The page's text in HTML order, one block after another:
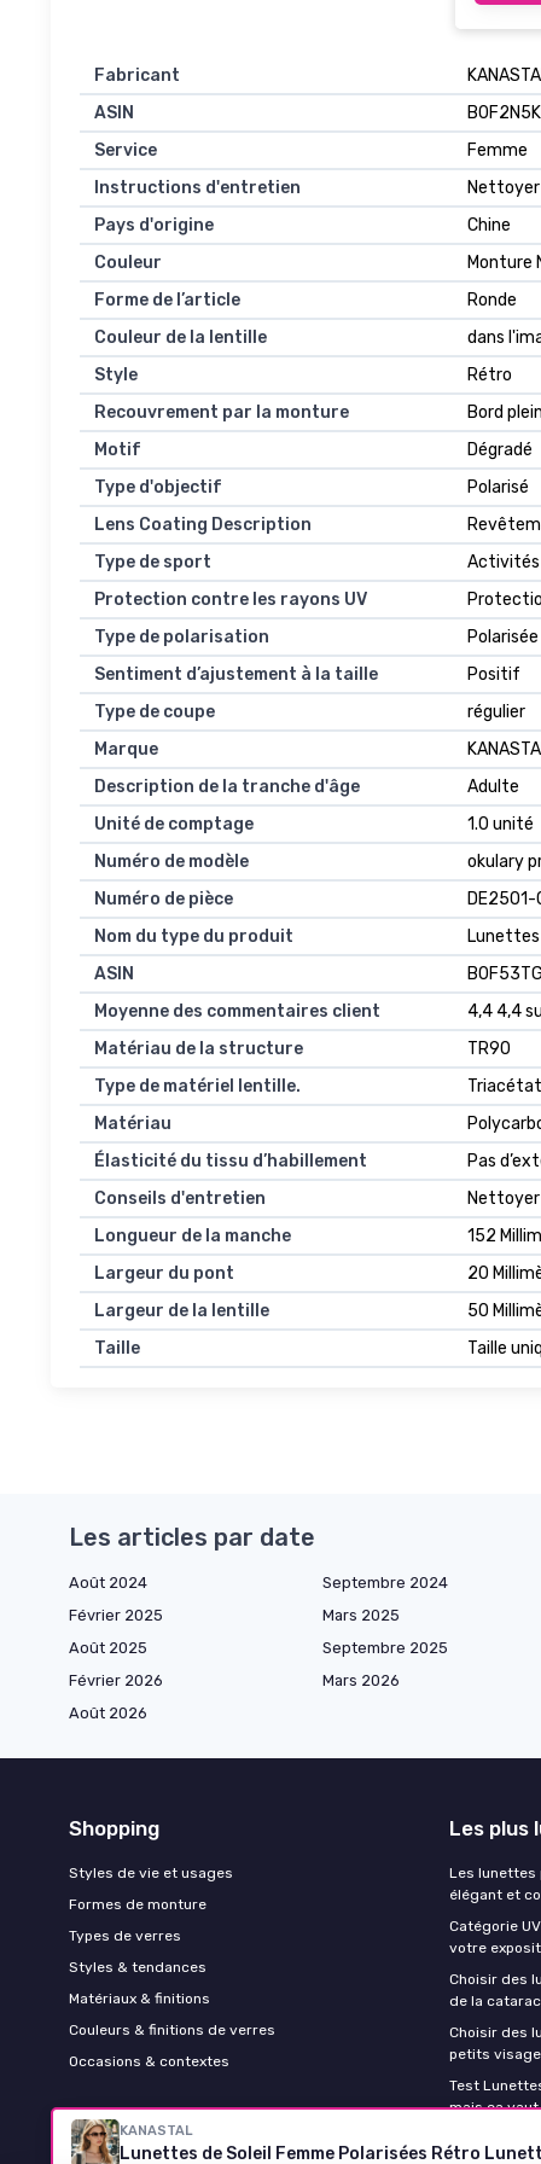
Fabricant
ASIN
Service
Femme
Instructions d'entretien
Pays d'origine
Chine
Couleur
Monture
Forme de l’article
Ronde
Couleur de la lentille
dans
Style
Rétro
Recouvrement par la monture
Bord plein
Motif
Dégradé
Type d'objectif
Polarisé
Lens Coating Description
Type de sport
Activités
Protection contre les rayons UV
Type de polarisation
Polarisée
Sentiment d’ajustement à la taille
Positif
Type de coupe
régulier
Marque
Description de la tranche d'âge
Adulte
Unité de comptage
1.0 unité
Numéro de modèle
okulary
Numéro de pièce
Nom du type du produit
Lunettes
ASIN
Moyenne des commentaires client
4,4 4,4
Matériau de la structure
TR90
Type de matériel lentille.
Matériau
Élasticité du tissu d’habillement
Pas
Conseils d'entretien
Longueur de la manche
152
Largeur du pont
20
Largeur de la lentille
50
Taille
Taille
KANASTAL
Les articles par date
Août 2024 Septembre 2024
Février 2025
Mars 2025
Août 2025
Septembre 2025
Février 2026
Mars 2026
Août 2026
Shopping
Styles de vie et usages
Formes de monture
Types de verres
Styles & tendances
Matériaux & finitions
Couleurs & finitions de verres
Occasions & contextes
Les plus
Les lunettes
élégant et
Catégorie
votre
Choisir des
de la
Choisir des
petits
Test
mais ça